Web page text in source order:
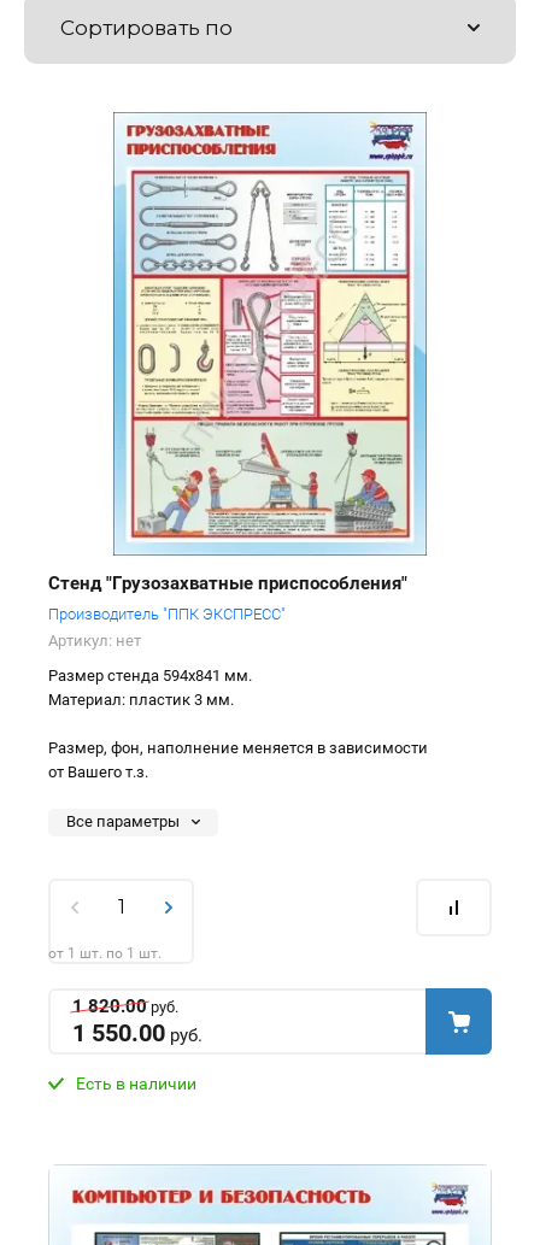
Сортировать по
Стенд "Грузозахватные приспособления"
Производитель "ППК ЭКСПРЕСС"
Артикул: нет
Размер стенда 594х841 мм.
Материал: пластик 3 мм.
Размер, фон, наполнение меняется в зависимости
от Вашего т.з.
Все параметры
от 1 шт. по 1 шт.
1 820.00руб.
1 550.00 руб.
Есть в наличии